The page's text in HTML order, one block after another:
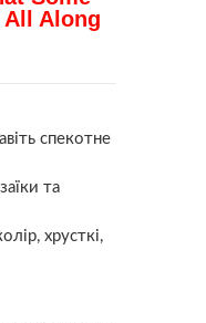
спекотне
та
хрусткі,